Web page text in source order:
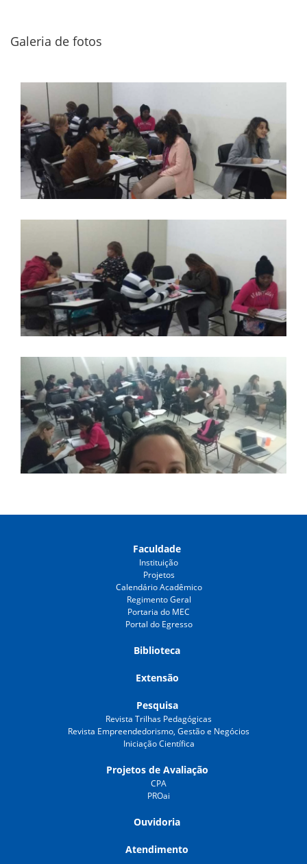
Galeria de fotos
Faculdade
Instituição
Projetos
Calendário Acadêmico
Regimento Geral
Portaria do MEC
Portal do Egresso
Biblioteca
Extensão
Pesquisa
Revista Trilhas Pedagógicas
Revista Empreendedorismo, Gestão e Negócios
Iniciação Científica
Projetos de Avaliação
CPA
PROai
Ouvidoria
Atendimento